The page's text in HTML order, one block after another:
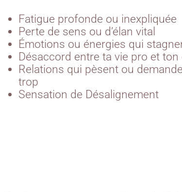
Fatigue profonde ou inexpliquée
Perte de sens ou d’élan vital
Émotions ou énergies qui
Désaccord entre ta vie pro et
Relations qui pèsent ou
trop
Sensation de Désalignement